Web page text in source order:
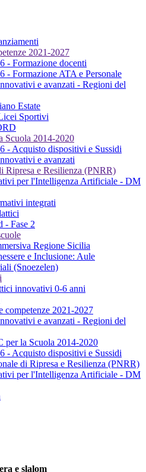
2021-2027
- Formazione docenti
- Formazione ATA e Personale
e avanzati - Regioni del
Estate
Sportivi
Scuola 2014-2020
- Acquisto dispositivi e Sussidi
e avanzati
Ripresa e Resilienza (PNRR)
per l'Intelligenza Artificiale - DM
integrati
- Fase 2
Regione Sicilia
e Inclusione: Aule
(Snoezelen)
innovativi 0-6 anni
competenze 2021-2027
e avanzati - Regioni del
per la Scuola 2014-2020
- Acquisto dispositivi e Sussidi
di Ripresa e Resilienza (PNRR)
per l'Intelligenza Artificiale - DM
e slalom